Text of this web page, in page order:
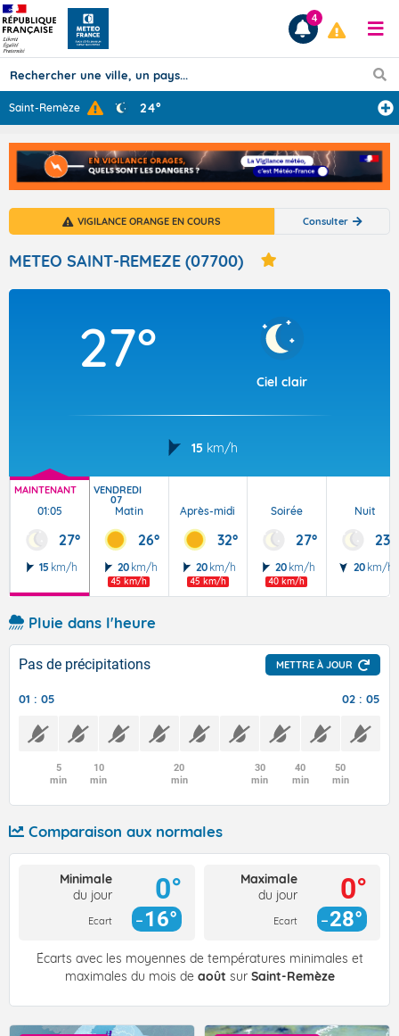
Prévisions
TOUS LES RÉSULTATS
Articles
4
Saint-Remèze 24°
VIGILANCE ORANGE EN COURS Consulter
METEO SAINT-REMEZE (07700)
27°
Ciel clair
15 km/h
MAINTENANT
01:05
27°
15 km/h
VENDREDI
07
Matin
26°
20 km/h
45 km/h
Après-midi
32°
20 km/h
45 km/h
Soirée
27°
20 km/h
40 km/h
Nuit
23°
20 km/h
Pluie dans l'heure
Pas de précipitations METTRE À JOUR
01 : 05 02 : 05
5
min
10
min
20
min
30
min
40
min
50
min
Comparaison aux normales
Minimale
du jour
Ecart
0°
16°
Maximale
du jour
Ecart
0°
28°
Écarts avec les moyennes de températures minimales et
maximales du mois de août sur Saint-Remèze